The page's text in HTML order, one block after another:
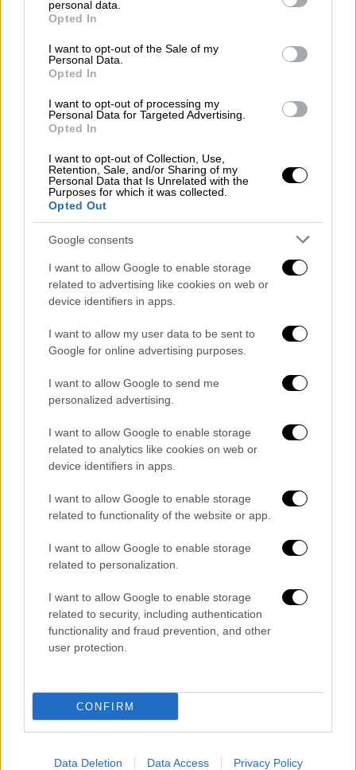
grant or deny consent to Google and its third-party tags to
use your data for below specified purposes in below Google
consent section.
personal data.
Opted In
I want to opt-out of the Sale of my
Personal Data.
Opted In
I want to opt-out of processing my
Personal Data for Targeted Advertising.
Opted In
I want to opt-out of Collection, Use,
Retention, Sale, and/or Sharing of my
Personal Data that Is Unrelated with the
Purposes for which it was collected.
Opted Out
Google consents
I want to allow Google to enable storage
related to advertising like cookies on web or
device identifiers in apps.
I want to allow my user data to be sent to
Google for online advertising purposes.
I want to allow Google to send me
personalized advertising.
I want to allow Google to enable storage
related to analytics like cookies on web or
device identifiers in apps.
I want to allow Google to enable storage
related to functionality of the website or app.
I want to allow Google to enable storage
related to personalization.
I want to allow Google to enable storage
related to security, including authentication
functionality and fraud prevention, and other
user protection.
CONFIRM
Data Deletion Data Access Privacy Policy
πατέρα του. Φωτογραφικό υλικό που
δημοσιοποίησε ο δημοσιογράφος
αποτυπώνει τα τραύματα που υπέστη το
παιδί από την καταγγελλόμενη κακοποίηση.
Όπως αναφέρουν οι πληροφορίες,
το
ανήλικο αγοράκι αφέθηκε ελεύθερο περίπου
οικογένειά του στοΑλ-Μαγκάζι
μέσω της
Διεθνούς Επιτροπής του Ερυθρού Σταυρού.
Ο πατέρας παραμένει υπό ισραηλινή
κράτηση
Όπως μεταδίδει το news.sky.com , το μικρό
παιδάκιεπέστρεψε στη μητέρα του με
Αμπού Νασάρ συνελήφθημαζί με τον πατέρα
στο κέντρο της Γάζας πριν από μία
εβδομάδα και επέστρεψε μόνος του στην
οικογένειά του, 10 ώρες αργότερα. Ο
πατέρας παραμένει υπό ισραηλινή κράτηση.
ισραηλινός στρατόςισχυρίζεται ότι οι
καταγγελίες είναι «εντελώς αβάσιμες» και
ότι ο πατέρας του Τζαουάντ, ο οποίος
παραμένει αγνοούμενος, ήταν μέλος της
Χαμάς και τον χρησιμοποίησε ως ανθρώπινη
ασπίδα.
Τι λέει η ιατρική γνωμάτευση
Ιατρική γνωμάτευση επιβεβαιώνει ότι το
παιδί φέρειεγκαύματα από τσιγάρο και
απευθύνει έκκληση σεδιεθνείς οργανισμούς
για την απελευθέρωση του πατέρα και τη
διασφάλιση της απαραίτητης ιατρικής
φροντίδας για το βρέφος.